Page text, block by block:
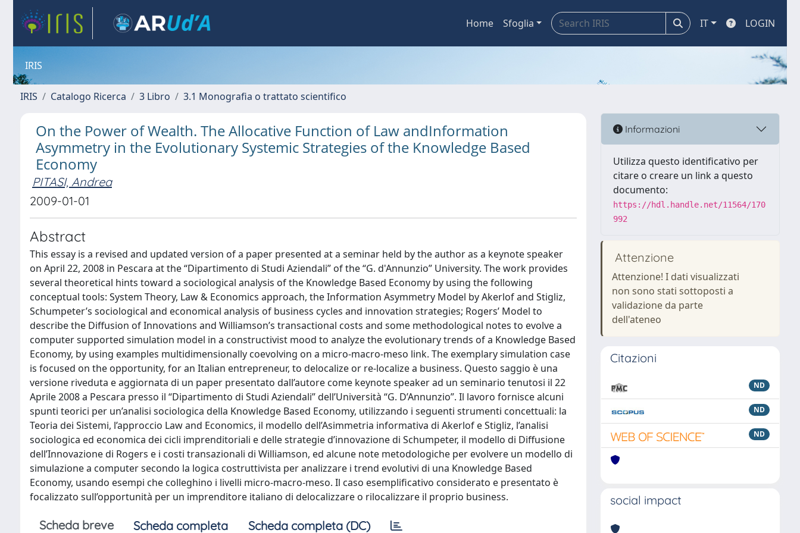
Home Sfoglia IT LOGIN
IRIS
IRIS Catalogo Ricerca 3 Libro 3.1 Monografia o trattato scientifico
On the Power of Wealth. The Allocative Function of Law andInformation
Asymmetry in the Evolutionary Systemic Strategies of the Knowledge Based
Economy
PITASI, Andrea
2009-01-01
Abstract
This essay is a revised and updated version of a paper presented at a seminar held by the author as a keynote speaker
on April 22, 2008 in Pescara at the “Dipartimento di Studi Aziendali” of the “G. d'Annunzio” University. The work provides
several theoretical hints toward a sociological analysis of the Knowledge Based Economy by using the following
conceptual tools: System Theory, Law & Economics approach, the Information Asymmetry Model by Akerlof and Stigliz,
Schumpeter’s sociological and economical analysis of business cycles and innovation strategies; Rogers’ Model to
describe the Diffusion of Innovations and Williamson’s transactional costs and some methodological notes to evolve a
computer supported simulation model in a constructivist mood to analyze the evolutionary trends of a Knowledge Based
Economy, by using examples multidimensionally coevolving on a micro-macro-meso link. The exemplary simulation case
is focused on the opportunity, for an Italian entrepreneur, to delocalize or re-localize a business. Questo saggio è una
versione riveduta e aggiornata di un paper presentato dall’autore come keynote speaker ad un seminario tenutosi il 22
Aprile 2008 a Pescara presso il “Dipartimento di Studi Aziendali” dell’Università “G. D’Annunzio”. Il lavoro fornisce alcuni
spunti teorici per un’analisi sociologica della Knowledge Based Economy, utilizzando i seguenti strumenti concettuali: la
Teoria dei Sistemi, l’approccio Law and Economics, il modello dell’Asimmetria informativa di Akerlof e Stigliz, l’analisi
sociologica ed economica dei cicli imprenditoriali e delle strategie d’innovazione di Schumpeter, il modello di Diffusione
dell’Innovazione di Rogers e i costi transazionali di Williamson, ed alcune note metodologiche per evolvere un modello di
simulazione a computer secondo la logica costruttivista per analizzare i trend evolutivi di una Knowledge Based
Economy, usando esempi che colleghino i livelli micro-macro-meso. Il caso esemplificativo considerato e presentato è
focalizzato sull’opportunità per un imprenditore italiano di delocalizzare o rilocalizzare il proprio business.
Scheda breve Scheda completa Scheda completa (DC)
Informazioni
Utilizza questo identificativo per
citare o creare un link a questo
documento:
https://hdl.handle.net/11564/170
992
Attenzione
Attenzione! I dati visualizzati
non sono stati sottoposti a
validazione da parte
dell'ateneo
Citazioni
ND
ND
ND
social impact